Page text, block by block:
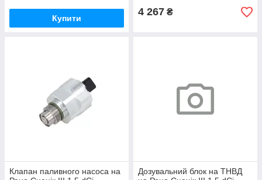
Купити
4 267 ₴
Клапан паливного насоса на
Дозувальний блок на ТНВД